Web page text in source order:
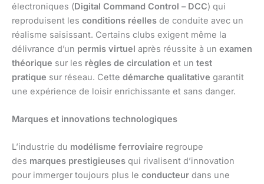
électroniques (Digital Command Control – DCC) qui
reproduisent les conditions réelles de conduite avec un
réalisme saisissant. Certains clubs exigent même la
délivrance d’un permis virtuel après réussite à un examen
théorique sur les règles de circulation et un test
pratique sur réseau. Cette démarche qualitative garantit
une expérience de loisir enrichissante et sans danger.
Marques et innovations technologiques
L’industrie du modélisme ferroviaire regroupe
des marques prestigieuses qui rivalisent d’innovation
pour immerger toujours plus le conducteur dans une